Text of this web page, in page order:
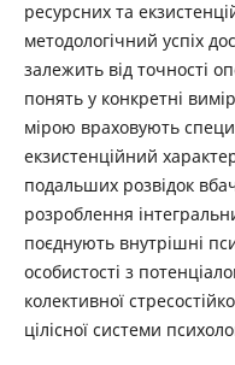
ресурсних та
методологічний успіх
залежить від точності
понять у конкретні
мірою враховують
екзистенційний
подальших розвідок
розроблення
поєднують внутрішні
особистості з
колективної
цілісної системи